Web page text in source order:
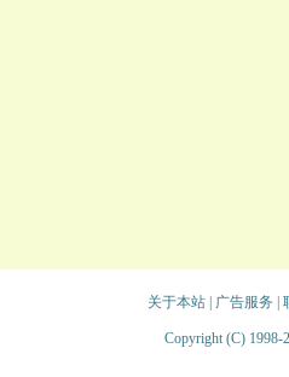
关于本站| 广告服务
Copyright (C) 1998-